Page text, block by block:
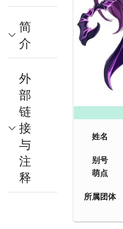
姓名
别号
萌点
所属团体
简
介
外
部
链
接
与
注
释